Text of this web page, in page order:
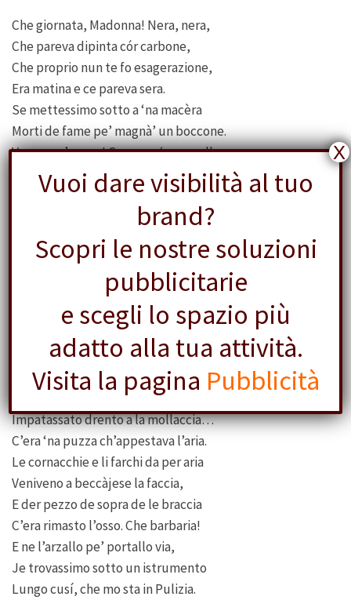
Che giornata, Madonna! Nera, nera,
Che pareva dipinta cór carbone,
Che proprio nun te fo esagerazione,
Era matina e ce pareva sera.
Se mettessimo sotto a ‘na macèra
Morti de fame pe’ magnà’ un boccone.
Venne un’acqua! Ce prese ‘no sgrullone
Che nun vedemio piú celo né tera.
Spiobbe. Se rimettessimo in cammino;
Ma indovinece un po’? Riannamo a sbatte’
Sotto a le Capannelle de Marino.
Ma basta, er fatto sta, tanto cercassimo
Immezzo a li canneti, pe’ le fratte,
Pe’ li fossi, che arfine lo trovassimo.
Stava infrociato là a panza per aria,
Vicino a un fosso, accanto a ‘na grottaccia,
Impatassato drento a la mollaccia…
C’era ‘na puzza ch’appestava l’aria.
Le cornacchie e li farchi da per aria
Veniveno a beccàjese la faccia,
E der pezzo de sopra de le braccia
C’era rimasto l’osso. Che barbaria!
E ne l’arzallo pe’ portallo via,
Je trovassimo sotto un istrumento
Lungo cusí, che mo sta in Pulizia.
Vuoi dare visibilità al tuo
brand?
Scopri le nostre soluzioni
pubblicitarie
e scegli lo spazio più
adatto alla tua attività.
Visita la pagina Pubblicità
X